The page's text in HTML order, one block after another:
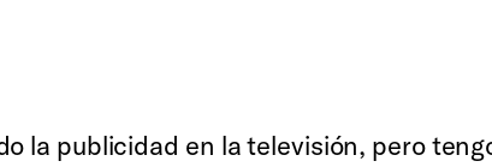
la publicidad en la televisión, pero